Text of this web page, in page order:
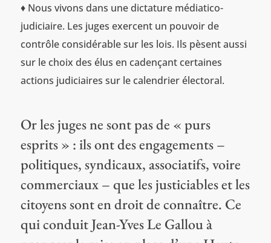
♦ Nous vivons dans une dictature médiatico-
judiciaire. Les juges exercent un pouvoir de
contrôle considérable sur les lois. Ils pèsent aussi
sur le choix des élus en cadençant certaines
actions judiciaires sur le calendrier électoral.
Or les juges ne sont pas de « purs
esprits » : ils ont des engagements –
politiques, syndicaux, associatifs, voire
commerciaux – que les justiciables et les
citoyens sont en droit de connaître. Ce
qui conduit Jean-Yves Le Gallou à